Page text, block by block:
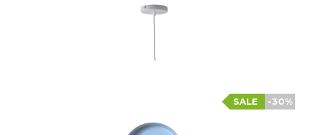
-30%
SALE